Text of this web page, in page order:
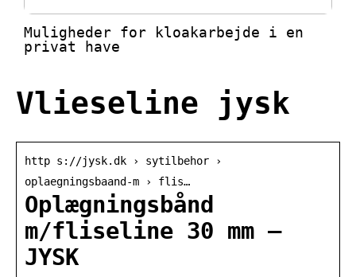
Muligheder for kloakarbejde i en
privat have
Vlieseline jysk
http s://jysk.dk › sytilbehor ›
oplaegningsbaand-m › flis…
Oplægningsbånd
m/fliseline 30 mm –
JYSK